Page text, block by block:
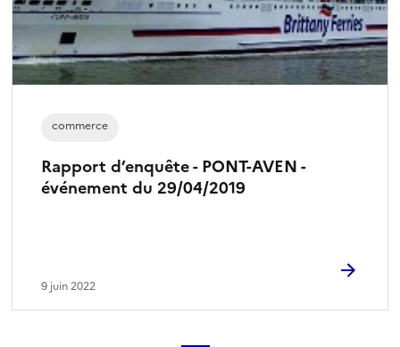
Rapport d’enquête - PONT-AVEN -
événement du 29/04/2019
commerce
9 juin 2022